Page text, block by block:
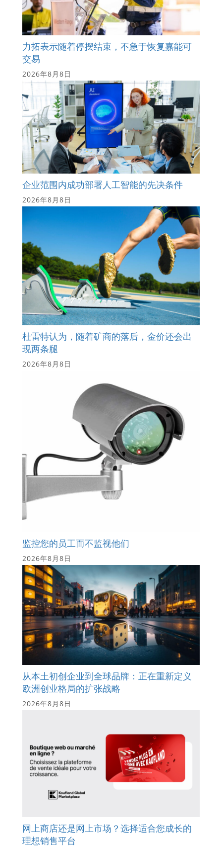
力拓表示随着停摆结束，不急于恢复嘉能可
交易
2026年8月8日
企业范围内成功部署人工智能的先决条件
2026年8月8日
杜雷特认为，随着矿商的落后，金价还会出
现两条腿
2026年8月8日
监控您的员工而不监视他们
2026年8月8日
从本土初创企业到全球品牌：正在重新定义
欧洲创业格局的扩张战略
2026年8月8日
网上商店还是网上市场？选择适合您成长的
理想销售平台